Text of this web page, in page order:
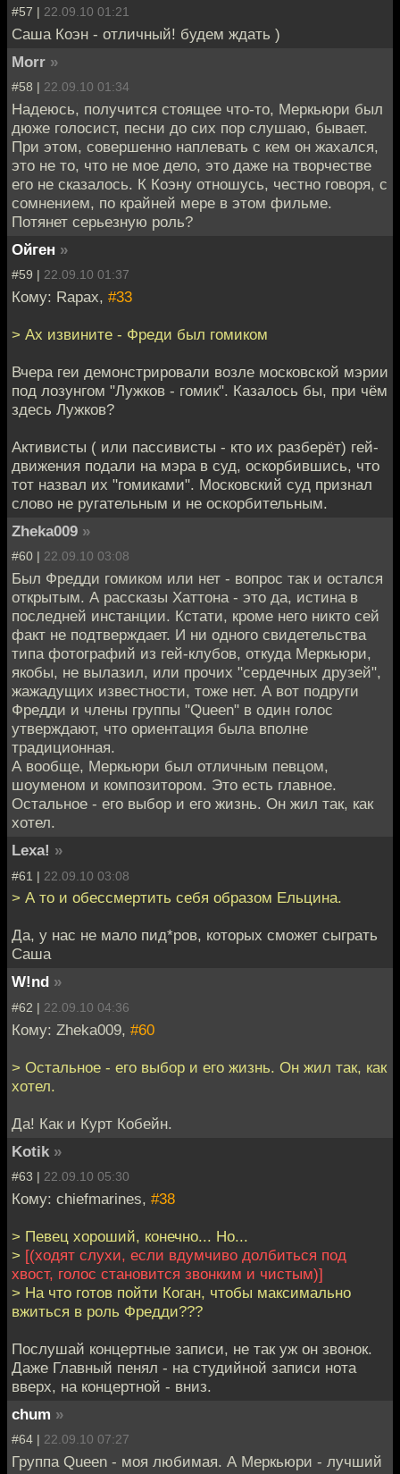
#57 | 22.09.10 01:21
Саша Коэн - отличный! будем ждать )
Morr »
#58 | 22.09.10 01:34
Надеюсь, получится стоящее что-то, Меркьюри был
дюже голосист, песни до сих пор слушаю, бывает.
При этом, совершенно наплевать с кем он жахался,
это не то, что не мое дело, это даже на творчестве
его не сказалось. К Коэну отношусь, честно говоря, с
сомнением, по крайней мере в этом фильме.
Потянет серьезную роль?
Ойген »
#59 | 22.09.10 01:37
Кому: Rapax, #33
> Ах извините - Фреди был гомиком
Вчера геи демонстрировали возле московской мэрии
под лозунгом "Лужков - гомик". Казалось бы, при чём
здесь Лужков?
Активисты ( или пассивисты - кто их разберёт) гей-
движения подали на мэра в суд, оскорбившись, что
тот назвал их "гомиками". Московский суд признал
слово не ругательным и не оскорбительным.
Zheka009 »
#60 | 22.09.10 03:08
Был Фредди гомиком или нет - вопрос так и остался
открытым. А рассказы Хаттона - это да, истина в
последней инстанции. Кстати, кроме него никто сей
факт не подтверждает. И ни одного свидетельства
типа фотографий из гей-клубов, откуда Меркьюри,
якобы, не вылазил, или прочих "сердечных друзей",
жажадущих известности, тоже нет. А вот подруги
Фредди и члены группы "Queen" в один голос
утверждают, что ориентация была вполне
традиционная.
А вообще, Меркьюри был отличным певцом,
шоуменом и композитором. Это есть главное.
Остальное - его выбор и его жизнь. Он жил так, как
хотел.
Lexa! »
#61 | 22.09.10 03:08
> А то и обессмертить себя образом Ельцина.
Да, у нас не мало пид*ров, которых сможет сыграть
Саша
W!nd »
#62 | 22.09.10 04:36
Кому: Zheka009, #60
> Остальное - его выбор и его жизнь. Он жил так, как
хотел.
Да! Как и Курт Кобейн.
Kotik »
#63 | 22.09.10 05:30
Кому: chiefmarines, #38
> Певец хороший, конечно... Но...
> [(ходят слухи, если вдумчиво долбиться под
хвост, голос становится звонким и чистым)]
> На что готов пойти Коган, чтобы максимально
вжиться в роль Фредди???
Послушай концертные записи, не так уж он звонок.
Даже Главный пенял - на студийной записи нота
вверх, на концертной - вниз.
chum »
#64 | 22.09.10 07:27
Группа Queen - моя любимая. А Меркьюри - лучший